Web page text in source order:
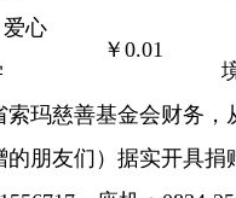
爱心
￥0.01
索玛慈善基金会财务
朋友们）据实开具捐